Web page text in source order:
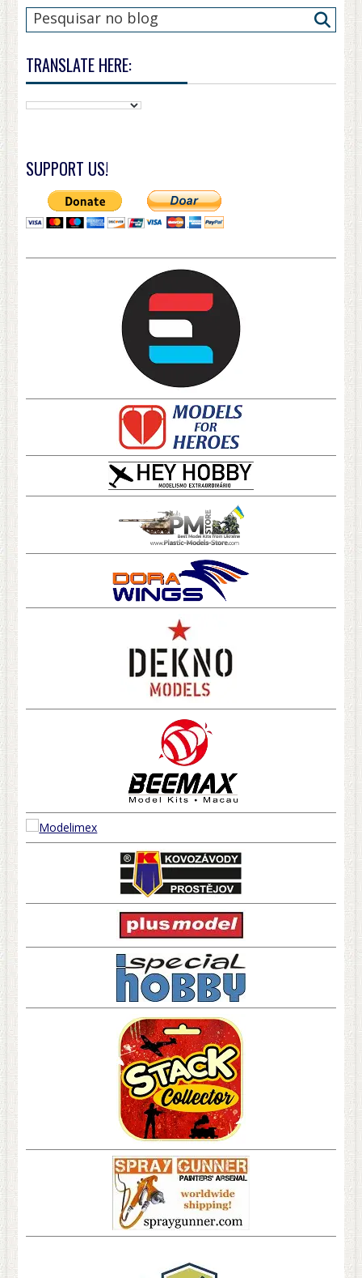
TRANSLATE HERE:
SUPPORT US!